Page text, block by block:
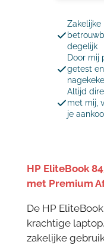
Zakelijke
degelijk
Door mij
getest en
Altijd
met mij,
je
HP EliteBook
met Premium
De HP
krachtige
zakelijke